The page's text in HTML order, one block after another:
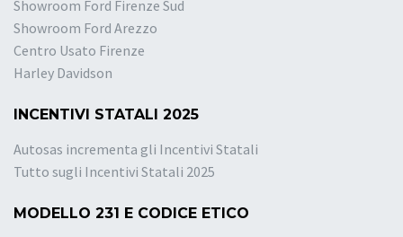
Showroom Ford Firenze Sud
Showroom Ford Arezzo
Centro Usato Firenze
Harley Davidson
INCENTIVI STATALI 2025
Autosas incrementa gli Incentivi Statali
Tutto sugli Incentivi Statali 2025
MODELLO 231 E CODICE ETICO